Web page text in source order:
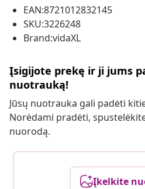
EAN:8721012832145
SKU:3226248
Brand:vidaXL
Įsigijote prekę ir ji jums
nuotrauką!
Jūsų nuotrauka gali padėti
Norėdami pradėti,
nuorodą.
Įkelkite